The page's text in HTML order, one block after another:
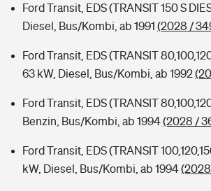
Ford Transit, EDS (TRANSIT 150 S
Diesel, Bus/Kombi, ab 1991 (2028 /
Ford Transit, EDS (TRANSIT
63 kW, Diesel, Bus/Kombi, ab 1992
Ford Transit, EDS (TRANSIT
Benzin, Bus/Kombi, ab 1994(2028 /
Ford Transit, EDS (TRANSIT
kW, Diesel, Bus/Kombi, ab 1994